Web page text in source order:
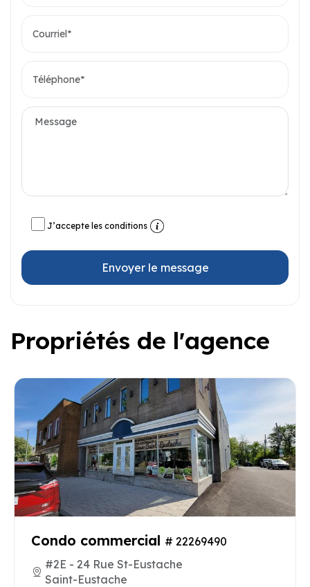
J’accepte les conditions
Envoyer le message
Propriétés de l'agence
Condo commercial # 22269490
#2E - 24 Rue St-Eustache
Saint-Eustache